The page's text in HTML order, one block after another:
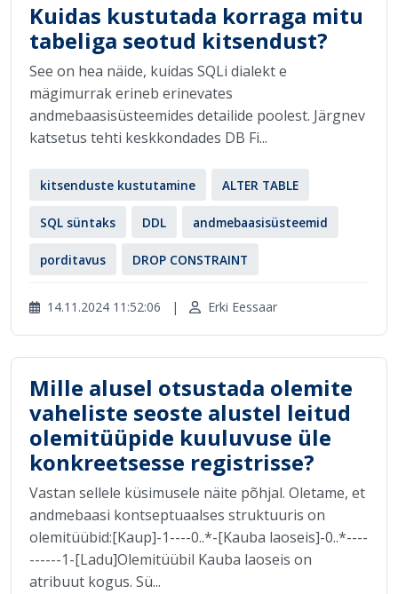
Kuidas kustutada korraga mitu
tabeliga seotud kitsendust?
See on hea näide, kuidas SQLi dialekt e
mägimurrak erineb erinevates
andmebaasisüsteemides detailide poolest. Järgnev
katsetus tehti keskkondades DB Fi...
kitsenduste kustutamine ALTER TABLE
SQL süntaks DDL andmebaasisüsteemid
porditavus DROP CONSTRAINT
14.11.2024 11:52:06 | Erki Eessaar
Mille alusel otsustada olemite
vaheliste seoste alustel leitud
olemitüüpide kuuluvuse üle
konkreetsesse registrisse?
Vastan sellele küsimusele näite põhjal. Oletame, et
andmebaasi kontseptuaalses struktuuris on
olemitüübid:[Kaup]-1----0..*-[Kauba laoseis]-0..*----
------1-[Ladu]Olemitüübil Kauba laoseis on
atribuut kogus. Sü...